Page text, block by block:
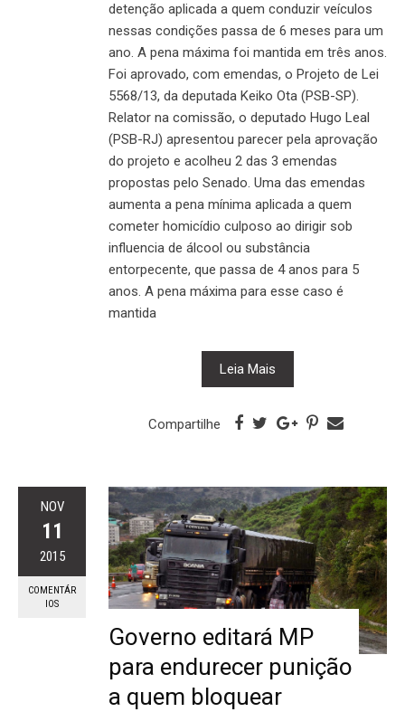
detenção aplicada a quem conduzir veículos
nessas condições passa de 6 meses para um
ano. A pena máxima foi mantida em três anos.
Foi aprovado, com emendas, o Projeto de Lei
5568/13, da deputada Keiko Ota (PSB-SP).
Relator na comissão, o deputado Hugo Leal
(PSB-RJ) apresentou parecer pela aprovação
do projeto e acolheu 2 das 3 emendas
propostas pelo Senado. Uma das emendas
aumenta a pena mínima aplicada a quem
cometer homicídio culposo ao dirigir sob
influencia de álcool ou substância
entorpecente, que passa de 4 anos para 5
anos. A pena máxima para esse caso é
mantida
Leia Mais
Compartilhe
NOV
11
2015
COMENTÁR
IOS
Governo editará MP
para endurecer punição
a quem bloquear